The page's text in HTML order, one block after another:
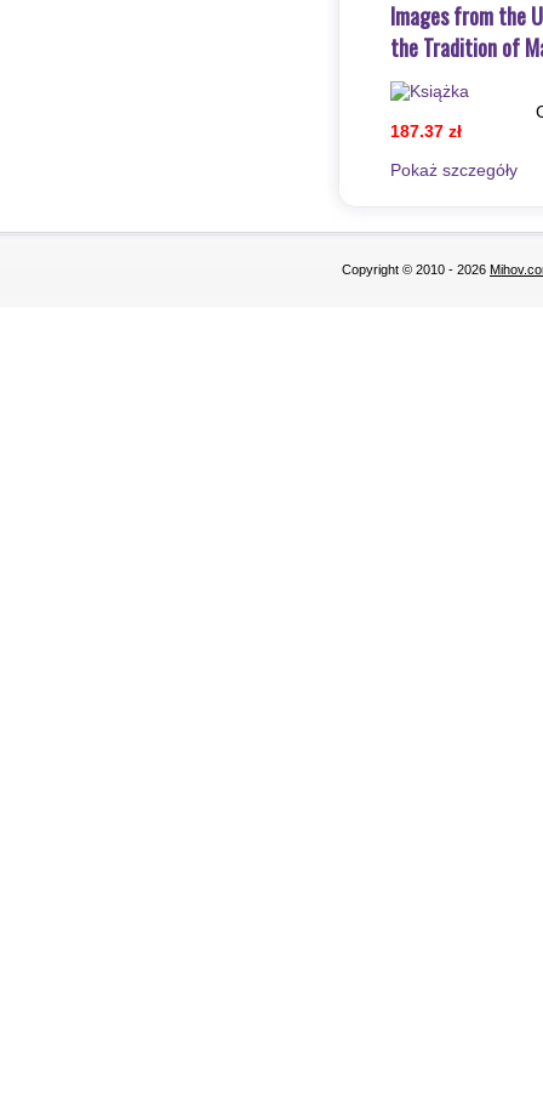
Images from the
the Tradition of
187.37 zł
Pokaż szczegόły
Copyright © 2010 - 2026